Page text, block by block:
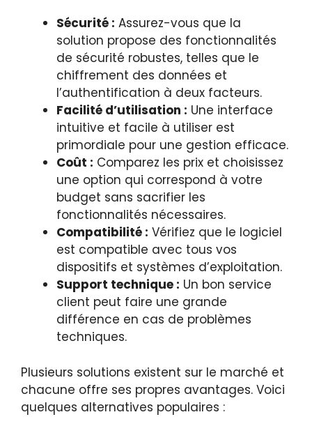
Sécurité : Assurez-vous que la
solution propose des fonctionnalités
de sécurité robustes, telles que le
chiffrement des données et
l’authentification à deux facteurs.
Facilité d’utilisation : Une interface
intuitive et facile à utiliser est
primordiale pour une gestion efficace.
Coût : Comparez les prix et choisissez
une option qui correspond à votre
budget sans sacrifier les
fonctionnalités nécessaires.
Compatibilité : Vérifiez que le logiciel
est compatible avec tous vos
dispositifs et systèmes d’exploitation.
Support technique : Un bon service
client peut faire une grande
différence en cas de problèmes
techniques.
Plusieurs solutions existent sur le marché et
chacune offre ses propres avantages. Voici
quelques alternatives populaires :